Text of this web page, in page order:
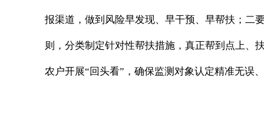
报渠道，做到风险早发现、早干预、早帮扶；二
则，分类制定针对性帮扶措施，真正帮到点上、
农户开展“回头看”，确保监测对象认定精准无误